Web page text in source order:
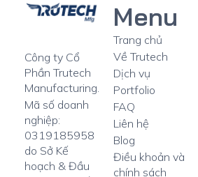
Công ty Cổ
Phần Trutech
Manufacturing.
Mã số doanh
nghiệp:
0319185958
do Sở Kế
hoạch & Đầu
Menu
Trang chủ
Về Trutech
Dịch vụ
Portfolio
FAQ
Liên hệ
Blog
Điều khoản và
chính sách